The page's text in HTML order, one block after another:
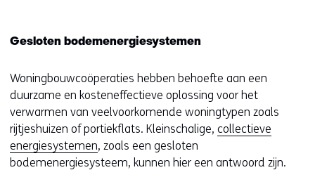
Gesloten bodemenergiesystemen
Woningbouwcoöperaties hebben behoefte aan een
duurzame en kosteneffectieve oplossing voor het
verwarmen van veelvoorkomende woningtypen zoals
rijtjeshuizen of portiekflats. Kleinschalige, collectieve
energiesystemen, zoals een gesloten
bodemenergiesysteem, kunnen hier een antwoord zijn.